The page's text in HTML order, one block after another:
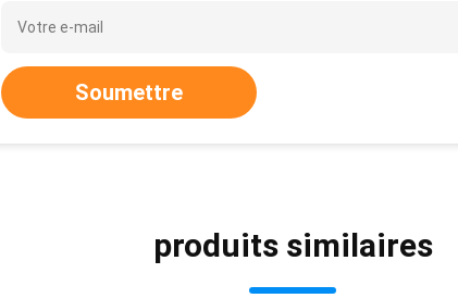
Soumettre
produits similaires